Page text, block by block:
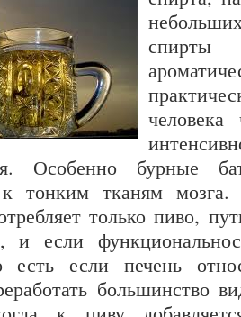
Особенно бурные
к тонким тканям
только пиво,
и если
есть если печень
большинство